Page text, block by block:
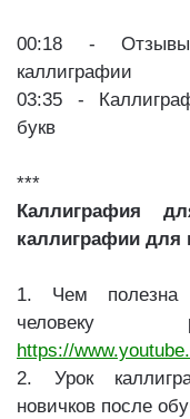
00:18 - Отзывы
каллиграфии
03:35 -
букв
***
Каллиграфия
каллиграфии для
1. Чем полезна
человеку
https://
2. Урок
новичков после